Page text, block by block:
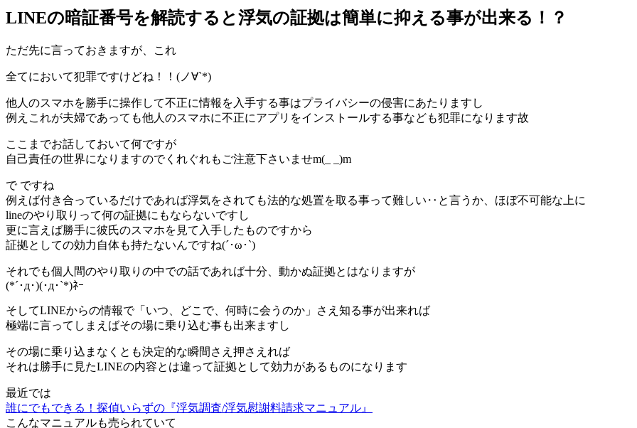
LINEの暗証番号を解読すると浮気の証拠は簡単に抑える事が出来る！？
ただ先に言っておきますが、これ
全てにおいて犯罪ですけどね！！(ノ∀`*)
他人のスマホを勝手に操作して不正に情報を入手する事はプライバシーの侵害にあたりますし
例えこれが夫婦であっても他人のスマホに不正にアプリをインストールする事なども犯罪になります故
ここまでお話しておいて何ですが
自己責任の世界になりますのでくれぐれもご注意下さいませm(_ _)m
で ですね
例えば付き合っているだけであれば浮気をされても法的な処置を取る事って難しい‥と言うか、ほぼ不可能な上に
lineのやり取りって何の証拠にもならないですし
更に言えば勝手に彼氏のスマホを見て入手したものですから
証拠としての効力自体も持たないんですね(´･ω･`)
それでも個人間のやり取りの中での話であれば十分、動かぬ証拠とはなりますが
(*´･д･)(･д･`*)ﾈｰ
そしてLINEからの情報で「いつ、どこで、何時に会うのか」さえ知る事が出来れば
極端に言ってしまえばその場に乗り込む事も出来ますし
その場に乗り込まなくとも決定的な瞬間さえ押さえれば
それは勝手に見たLINEの内容とは違って証拠として効力があるものになります
最近では
誰にでもできる！探偵いらずの『浮気調査/浮気慰謝料請求マニュアル』
こんなマニュアルも売られていて